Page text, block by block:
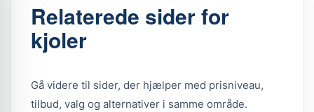
Relaterede sider for
kjoler
Gå videre til sider, der hjælper med prisniveau,
tilbud, valg og alternativer i samme område.